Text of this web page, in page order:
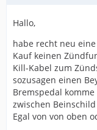
Hallo,
habe recht neu
Kauf keinen
Kill-Kabel zum
sozusagen einen
Bremspedal
zwischen
Egal von von oben